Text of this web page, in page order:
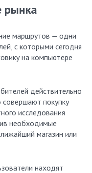
рынка
маршрутов — одни
с которыми сегодня
на компьютере
действительно
покупку
исследования
необходимые
магазин или
находят